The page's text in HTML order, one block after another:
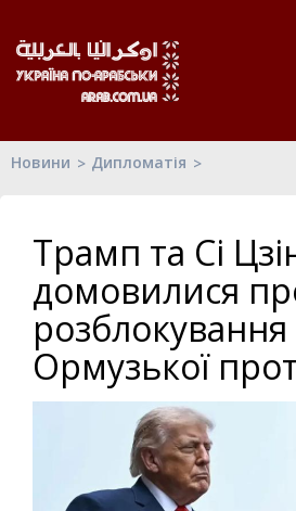
Новини Дипломатія
Трамп та Сі
домовилися
розблокування
Ормузької